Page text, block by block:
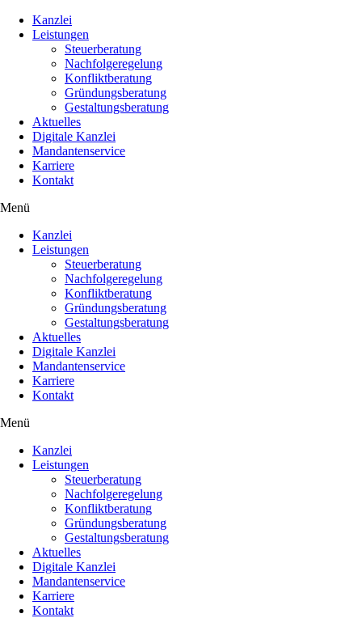
Kanzlei
Leistungen
Steuerberatung
Nachfolgeregelung
Konfliktberatung
Gründungsberatung
Gestaltungsberatung
Aktuelles
Digitale Kanzlei
Mandantenservice
Karriere
Kontakt
Menü
Kanzlei
Leistungen
Steuerberatung
Nachfolgeregelung
Konfliktberatung
Gründungsberatung
Gestaltungsberatung
Aktuelles
Digitale Kanzlei
Mandantenservice
Karriere
Kontakt
Menü
Kanzlei
Leistungen
Steuerberatung
Nachfolgeregelung
Konfliktberatung
Gründungsberatung
Gestaltungsberatung
Aktuelles
Digitale Kanzlei
Mandantenservice
Karriere
Kontakt